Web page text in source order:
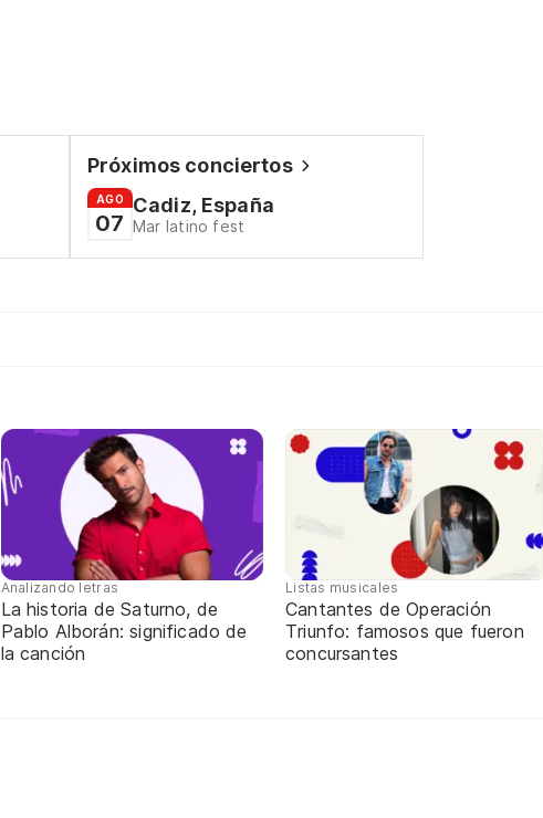
Próximos conciertos
AGO
07
Cadiz, España
Mar latino fest
Analizando letras
La historia de Saturno, de
Pablo Alborán: significado de
la canción
Listas musicales
Cantantes de Operación
Triunfo: famosos que fueron
concursantes